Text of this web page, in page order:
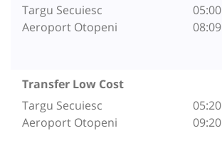
Targu Secuiesc
Aeroport Otopeni
05:00
08:09
Transfer Low Cost
Targu Secuiesc
Aeroport Otopeni
05:20
09:20